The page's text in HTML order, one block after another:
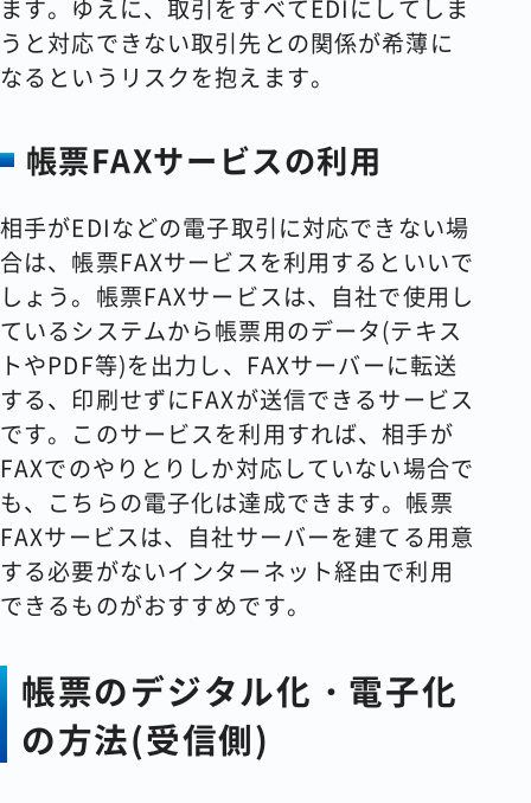
ます。ゆえに、取引をすべてEDIにしてしま
うと対応できない取引先との関係が希薄に
なるというリスクを抱えます。
帳票FAXサービスの利用
相手がEDIなどの電子取引に対応できない場
合は、帳票FAXサービスを利用するといいで
しょう。帳票FAXサービスは、自社で使用し
ているシステムから帳票用のデータ(テキス
トやPDF等)を出力し、FAXサーバーに転送
する、印刷せずにFAXが送信できるサービス
です。このサービスを利用すれば、相手が
FAXでのやりとりしか対応していない場合で
も、こちらの電子化は達成できます。帳票
FAXサービスは、自社サーバーを建てる用意
する必要がないインターネット経由で利用
できるものがおすすめです。
帳票のデジタル化・電子化
の方法(受信側)